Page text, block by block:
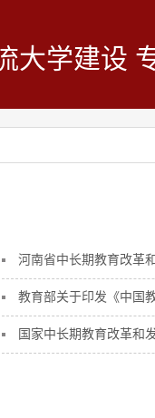
大学建设
河南省中长期教育改革
教育部关于印发《中国
国家中长期教育改革和